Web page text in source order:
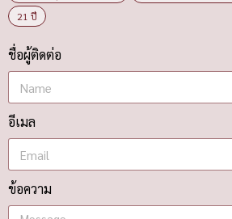
21 ปี
ชื่อผู้ติดต่อ
อีเมล
ข้อความ